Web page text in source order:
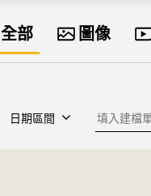
全部 圖像
日期區間 建檔單位